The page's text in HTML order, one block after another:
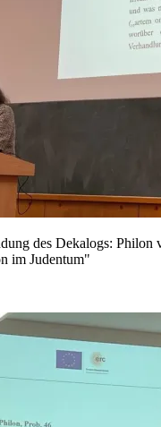
des Dekalogs: Philon
im Judentum"